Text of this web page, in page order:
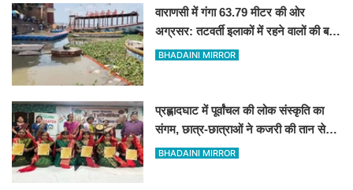
वाराणसी में गंगा 63.79 मीटर की ओर
अग्रसर: तटवर्ती इलाकों में रहने वालों की बढ़ी
धुकधुकी
BHADAINI MIRROR
प्रह्लादघाट में पूर्वांचल की लोक संस्कृति का
संगम, छात्र-छात्राओं ने कजरी की तान से
बांधा समां
BHADAINI MIRROR